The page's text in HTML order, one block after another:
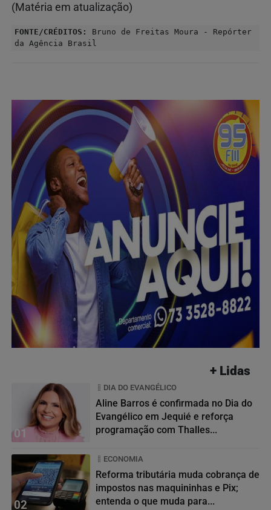
(Matéria em atualização)
FONTE/CRÉDITOS:
Bruno de Freitas Moura - Repórter
da Agência Brasil
+ Lidas
01
DIA DO EVANGÉLICO
Aline Barros é confirmada no Dia do
Evangélico em Jequié e reforça
programação com Thalles...
02
ECONOMIA
Reforma tributária muda cobrança de
impostos nas maquininhas e Pix;
entenda o que muda para...